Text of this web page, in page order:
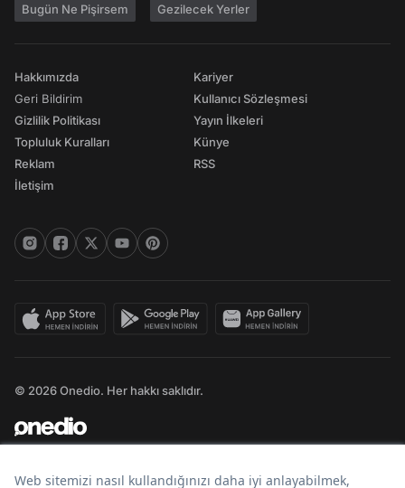
Bugün Ne Pişirsem Gezilecek Yerler
Hakkımızda
Geri Bildirim
Gizlilik Politikası
Topluluk Kuralları
Reklam
İletişim
Kariyer
Kullanıcı Sözleşmesi
Yayın İlkeleri
Künye
RSS
© 2026 Onedio. Her hakkı saklıdır.